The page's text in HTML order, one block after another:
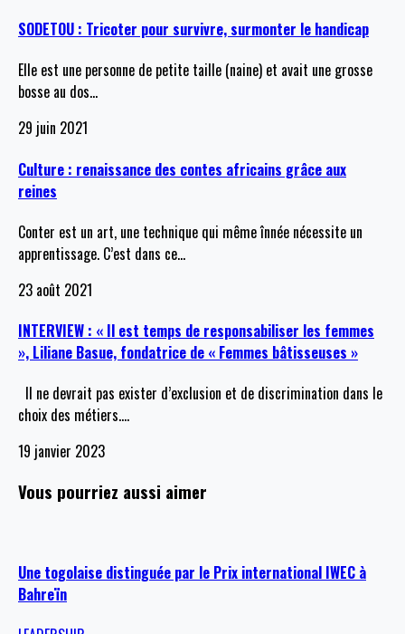
SODETOU : Tricoter pour survivre, surmonter le handicap
Elle est une personne de petite taille (naine) et avait une grosse
bosse au dos…
29 juin 2021
Culture : renaissance des contes africains grâce aux
reines
Conter est un art, une technique qui même înnée nécessite un
apprentissage. C’est dans ce…
23 août 2021
INTERVIEW : « Il est temps de responsabiliser les femmes
», Liliane Basue, fondatrice de « Femmes bâtisseuses »
Il ne devrait pas exister d’exclusion et de discrimination dans le
choix des métiers.…
19 janvier 2023
Vous pourriez aussi aimer
Une togolaise distinguée par le Prix international IWEC à
Bahreïn